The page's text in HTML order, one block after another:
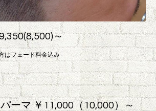
～
はフェード料金込み
ーマ ￥11,000（10,000）～